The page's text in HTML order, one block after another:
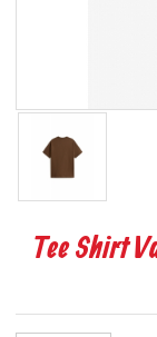
Tee Shirt